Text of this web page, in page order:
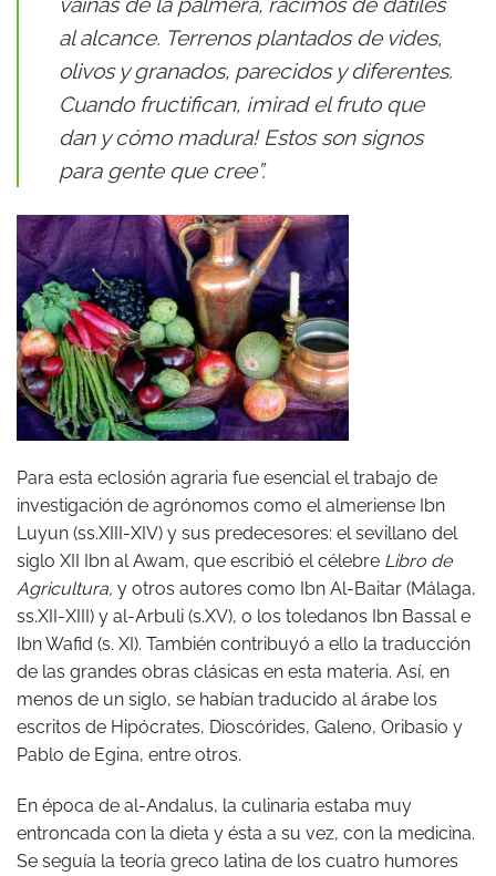
al alcance. Terrenos plantados de vides,
olivos y granados, parecidos y diferentes.
Cuando fructifican, ¡mirad el fruto que
dan y cómo madura! Estos son signos
para gente que cree”.
Para esta eclosión agraria fue esencial el trabajo de
investigación de agrónomos como el almeriense Ibn
Luyun (ss.XIII-XIV) y sus predecesores: el sevillano del
siglo XII Ibn al Awam, que escribió el célebre Libro de
Agricultura, y otros autores como Ibn Al-Baitar (Málaga,
ss.XII-XIII) y al-Arbuli (s.XV), o los toledanos Ibn Bassal e
Ibn Wafid (s. XI). También contribuyó a ello la traducción
de las grandes obras clásicas en esta materia. Así, en
menos de un siglo, se habían traducido al árabe los
escritos de Hipócrates, Dioscórides, Galeno, Oribasio y
Pablo de Egina, entre otros.
En época de al-Andalus, la culinaria estaba muy
entroncada con la dieta y ésta a su vez, con la medicina.
Se seguía la teoría greco latina de los cuatro humores